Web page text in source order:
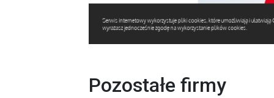
Pozostałe firmy